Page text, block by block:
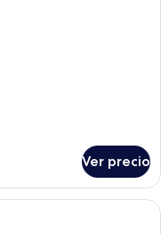
Ver precio